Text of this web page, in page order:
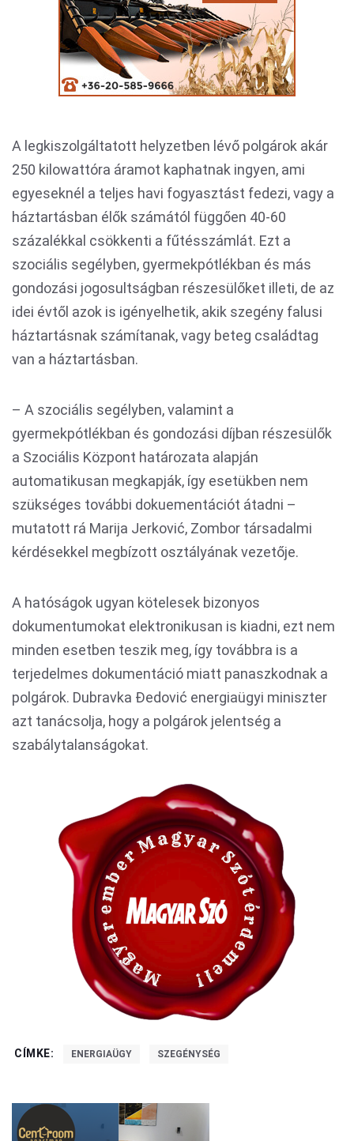
A legkiszolgáltatott helyzetben lévő polgárok akár
250 kilowattóra áramot kaphatnak ingyen, ami
egyeseknél a teljes havi fogyasztást fedezi, vagy a
háztartásban élők számától függően 40-60
százalékkal csökkenti a fűtésszámlát. Ezt a
szociális segélyben, gyermekpótlékban és más
gondozási jogosultságban részesülőket illeti, de az
idei évtől azok is igényelhetik, akik szegény falusi
háztartásnak számítanak, vagy beteg családtag
van a háztartásban.
– A szociális segélyben, valamint a
gyermekpótlékban és gondozási díjban részesülők
a Szociális Központ határozata alapján
automatikusan megkapják, így esetükben nem
szükséges további dokuementációt átadni –
mutatott rá Marija Jerković, Zombor társadalmi
kérdésekkel megbízott osztályának vezetője.
A hatóságok ugyan kötelesek bizonyos
dokumentumokat elektronikusan is kiadni, ezt nem
minden esetben teszik meg, így továbbra is a
terjedelmes dokumentáció miatt panaszkodnak a
polgárok. Dubravka Đedović energiaügyi miniszter
azt tanácsolja, hogy a polgárok jelentség a
szabálytalanságokat.
CÍMKE: ENERGIAÜGY SZEGÉNYSÉG